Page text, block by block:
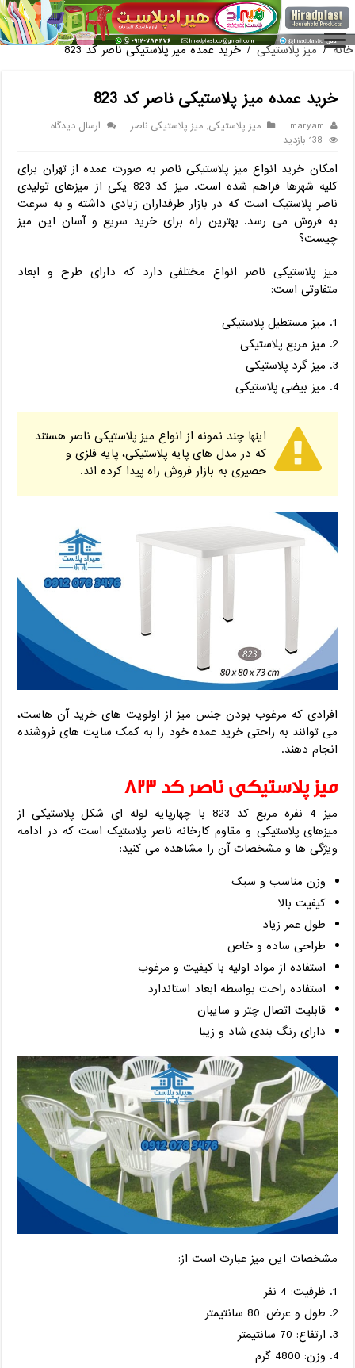
فروش گلدان پلاستیکی گلخانه به صورت آنلاین
خانه / میز پلاستیکی / خرید عمده میز پلاستیکی ناصر کد 823
خرید عمده میز پلاستیکی ناصر کد 823
maryam میز پلاستیکی,میز پلاستیکی ناصر
ارسال دیدگاه
138 بازدید
امکان خرید انواع میز پلاستیکی ناصر به صورت عمده از تهران برای
کلیه شهرها فراهم شده است. میز کد 823 یکی از میزهای تولیدی
ناصر پلاستیک است که در بازار طرفداران زیادی داشته و به سرعت
به فروش می رسد. بهترین راه برای خرید سریع و آسان این میز
چیست؟
میز پلاستیکی ناصر انواع مختلفی دارد که دارای طرح و ابعاد
متفاوتی است:
میز مستطیل پلاستیکی
میز مربع پلاستیکی
میز گرد پلاستیکی
میز بیضی پلاستیکی
اینها چند نمونه از انواع میز پلاستیکی ناصر هستند
که در مدل های پایه پلاستیکی، پایه فلزی و
حصیری به بازار فروش راه پیدا کرده اند.
افرادی که مرغوب بودن جنس میز از اولویت های خرید آن هاست،
می توانند به راحتی خرید عمده خود را به کمک سایت های فروشنده
انجام دهند.
میز پلاستیکی ناصر کد 823
میز 4 نفره مربع کد 823 با چهارپایه لوله ای شکل پلاستیکی از
میزهای پلاستیکی و مقاوم کارخانه ناصر پلاستیک است که در ادامه
ویژگی ها و مشخصات آن را مشاهده می کنید:
وزن مناسب و سبک
کیفیت بالا
طول عمر زیاد
طراحی ساده و خاص
استفاده از مواد اولیه با کیفیت و مرغوب
استفاده راحت بواسطه ابعاد استاندارد
قابلیت اتصال چتر و سایبان
دارای رنگ بندی شاد و زیبا
مشخصات این میز عبارت است از:
ظرفیت: 4 نفر
طول و عرض: 80 سانتیمتر
ارتفاع: 70 سانتیمتر
وزن: 4800 گرم